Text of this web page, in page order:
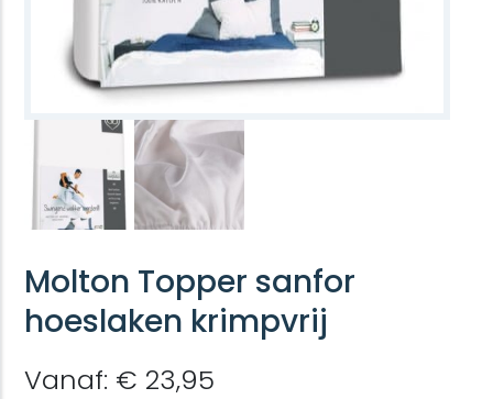
Molton Topper sanfor
hoeslaken krimpvrij
Vanaf: € 23,95